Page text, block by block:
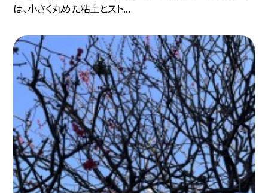
は、小さく丸めた粘土とスト...